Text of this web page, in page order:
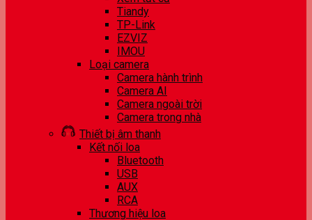
Tiandy
TP-Link
EZVIZ
IMOU
Loại camera
Camera hành trình
Camera AI
Camera ngoài trời
Camera trong nhà
Thiết bị âm thanh
Kết nối loa
Bluetooth
USB
AUX
RCA
Thương hiệu loa